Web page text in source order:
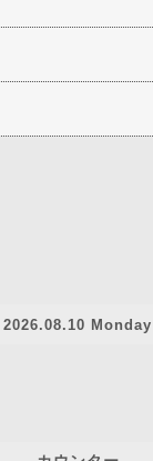
2026.08.10 Monday